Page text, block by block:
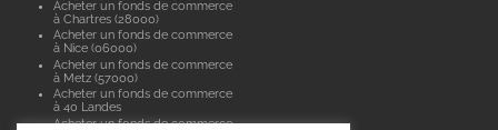
Acheter un fonds de commerce
à Chartres (28000)
Acheter un fonds de commerce
à Nice (06000)
Acheter un fonds de commerce
à Metz (57000)
Acheter un fonds de commerce
à 40 Landes
Acheter un fonds de commerce